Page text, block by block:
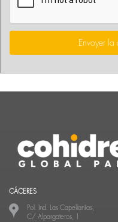
Envoyer la
CÁCERES
Pol. Ind. Las Capellanías,
C/ Alpargateros, 1